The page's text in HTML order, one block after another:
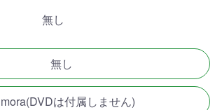
無し
無し
は付属しません)